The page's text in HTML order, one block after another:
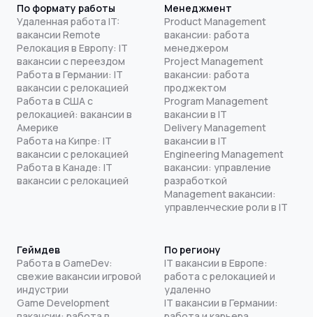
По формату работы
Удаленная работа IT:
вакансии Remote
Релокация в Европу: IT
вакансии с переездом
Работа в Германии: IT
вакансии с релокацией
Работа в США с
релокацией: вакансии в
Америке
Работа на Кипре: IT
вакансии с релокацией
Работа в Канаде: IT
вакансии с релокацией
Менеджмент
Product Management
вакансии: работа
менеджером
Project Management
вакансии: работа
проджектом
Program Management
вакансии в IT
Delivery Management
вакансии в IT
Engineering Management
вакансии: управление
разработкой
Management вакансии:
управленческие роли в IT
Геймдев
Работа в GameDev:
свежие вакансии игровой
индустрии
Game Development
По региону
IT вакансии в Европе:
работа с релокацией и
удаленно
IT вакансии в Германии: